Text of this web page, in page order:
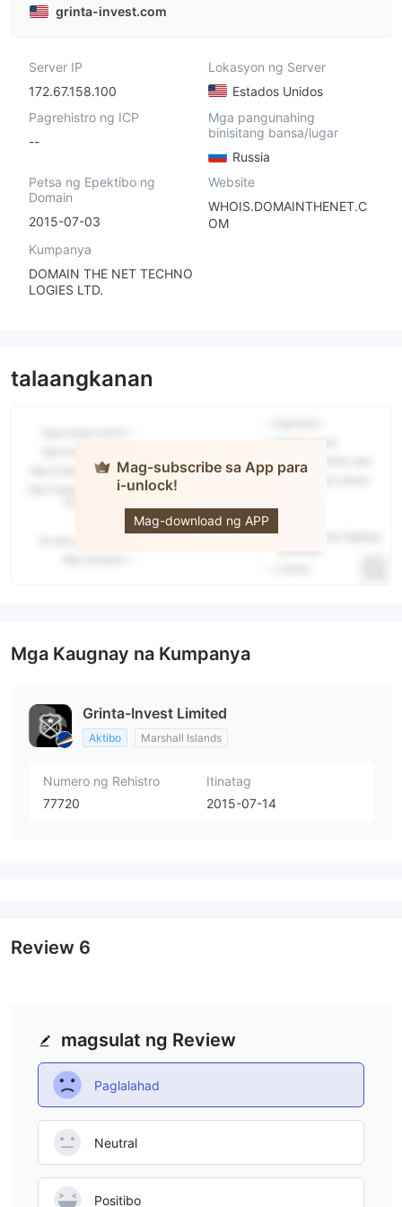
grinta-invest.com
Server IP
172.67.158.100
Lokasyon ng Server
Estados Unidos
Pagrehistro ng ICP
--
Mga pangunahing
binisitang bansa/lugar
Russia
Petsa ng Epektibo ng
Domain
2015-07-03
Website
WHOIS.DOMAINTHENET.C
OM
Kumpanya
DOMAIN THE NET TECHNO
LOGIES LTD.
talaangkanan
Mag-subscribe sa App para
i-unlock!
Mag-download ng APP
Mga Kaugnay na Kumpanya
Grinta-Invest Limited
Aktibo Marshall Islands
Numero ng Rehistro
77720
Itinatag
2015-07-14
magsulat ng Review
Paglalahad
Neutral
Positibo
Review 6